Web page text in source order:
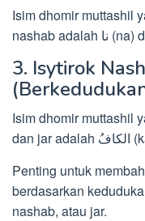
Isim dhomir muttashil
3. Isytirok
Isim dhomir muttashil
Penting untuk
berdasarkan
nashab, atau jar.